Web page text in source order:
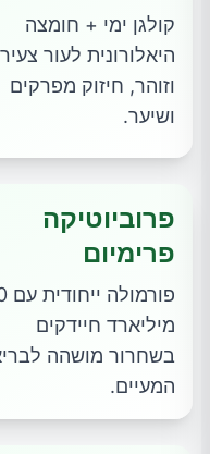
קולגן ימי + חומצה
היאלורונית לעור צעיר
וזוהר, חיזוק מפרקים
ושיער.
פרוביוטיקה
פרימיום
מיליארד חיידקים
בשחרור מושהה
המעיים.